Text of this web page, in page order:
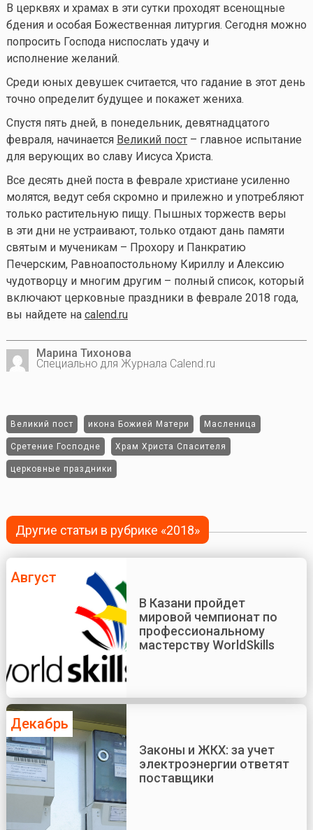
В церквях и храмах в эти сутки проходят всенощные
бдения и особая Божественная литургия. Сегодня можно
попросить Господа ниспослать удачу и
исполнение желаний.
Среди юных девушек считается, что гадание в этот день
точно определит будущее и покажет жениха.
Спустя пять дней, в понедельник, девятнадцатого
февраля, начинается Великий пост– главное испытание
для верующих во славу Иисуса Христа.
Все десять дней поста в феврале христиане усиленно
молятся, ведут себя скромно и прилежно и употребляют
только растительную пищу. Пышных торжеств веры
в эти дни не устраивают, только отдают дань памяти
святым и мученикам – Прохору и Панкратию
Печерским, Равноапостольному Кириллу и Алексию
чудотворцу и многим другим – полный список, который
включают церковные праздники в феврале 2018 года,
вы найдете на calend.ru
Марина Тихонова
Специально для Журнала Calend.ru
Великий пост икона Божией Матери Масленица
Сретение Господне Храм Христа Спасителя
церковные праздники
Другие статьи в рубрике «2018»
Август
В Казани пройдет
мировой чемпионат по
профессиональному
мастерству WorldSkills
Декабрь
Законы и ЖКХ: за учет
электроэнергии ответят
поставщики